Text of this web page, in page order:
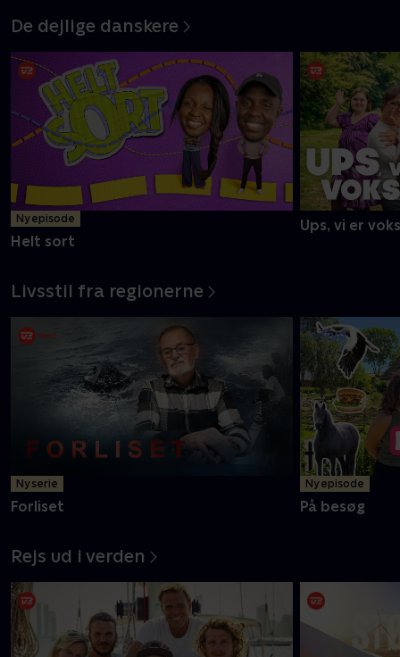
De dejlige danskere
Ny episode
Helt sort
Ups, vi er
Livsstil fra regionerne
Ny serie
Forliset
Ny episode
På besøg
Rejs ud i verden